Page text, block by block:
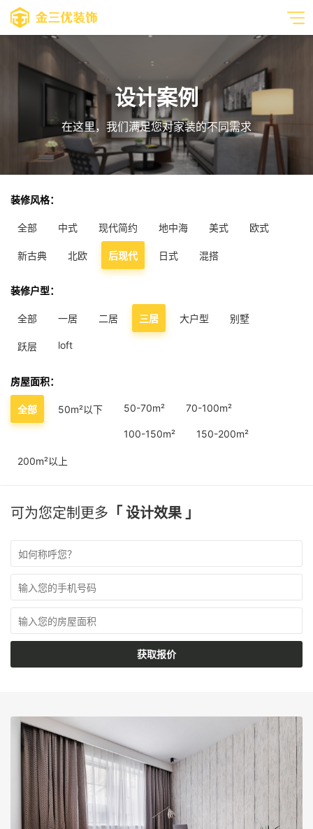
设计案例
在这里，我们满足您对家装的不同需求
装修风格：
全部 中式 现代简约 地中海 美式 欧式
新古典 北欧 后现代 日式 混搭
装修户型：
全部 一居 二居 三居 大户型 别墅
跃层 loft
房屋面积：
全部 50m²以下 50-70m² 70-100m²
100-150m² 150-200m²
200m²以上
可为您定制更多 「 设计效果 」
获取报价